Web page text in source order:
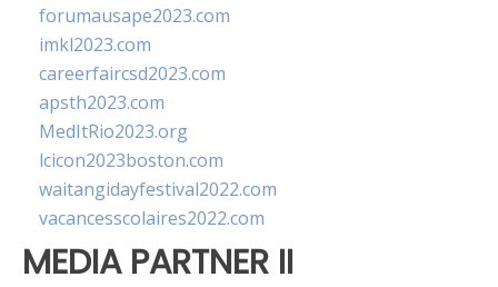
forumausape2023.com
imkl2023.com
careerfaircsd2023.com
apsth2023.com
MedItRio2023.org
lcicon2023boston.com
waitangidayfestival2022.com
vacancesscolaires2022.com
MEDIA PARTNER II